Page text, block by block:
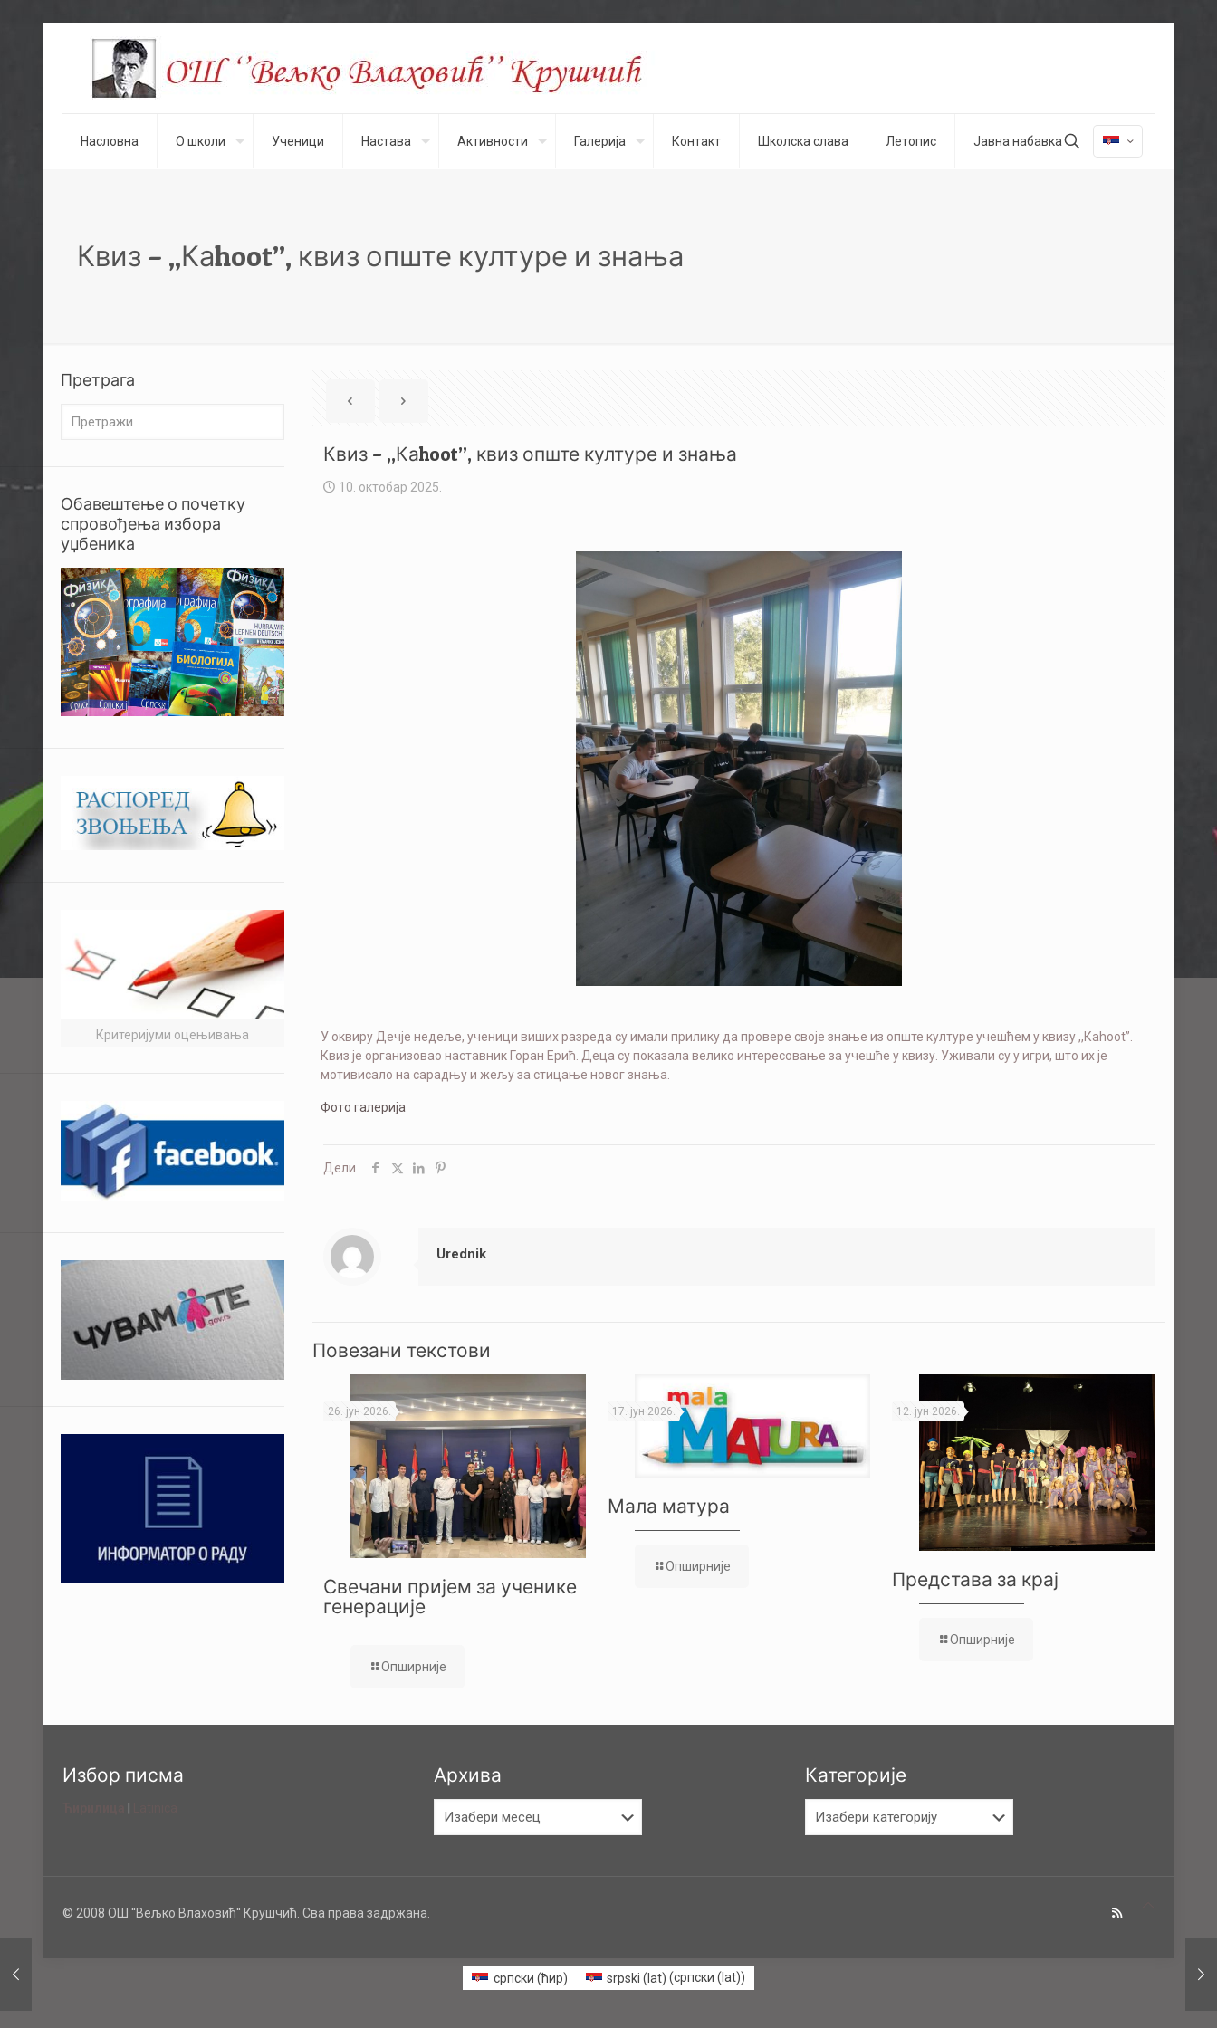
Насловна О школи Ученици Настава Активности Галерија Контакт Школска слава Летопис Јавна набавка
Квиз – ,,Каhoot”, квиз опште културе и знања
Квиз – ,,Каhoot”, квиз опште културе и знања
10. октобар 2025.
У оквиру Дечје недеље, ученици виших разреда су имали прилику да провере своје знање из опште културе учешћем у квизу ,,Каhoot”.
Квиз је организовао наставник Горан Ерић. Деца су показала велико интересовање за учешће у квизу. Уживали су у игри, што их је
мотивисало на сарадњу и жељу за стицање новог знања.
Фото галерија
Дели
Urednik
Повезани текстови
26. јун 2026.
Свечани пријем за ученике
генерације
Опширније
17. јун 2026.
Мала матура
Опширније
12. јун 2026.
Представа за крај
Опширније
Претрага
Обавештење о почетку
спровођења избора
уџбеника
Критеријуми оцењивања
Избор писма Архива
Архива
Категорије
Категорије
© 2008 ОШ ''Вељко Влаховић'' Крушчић. Сва права задржана.
српски (ћир) srpski (lat) (српски (lat))